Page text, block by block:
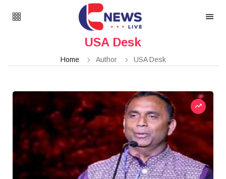
USA Desk
Home Author USA Desk